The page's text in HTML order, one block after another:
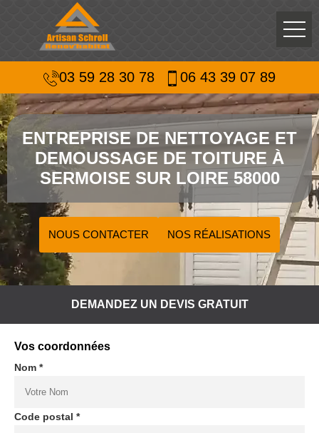
03 59 28 30 78 06 43 39 07 89
ENTREPRISE DE NETTOYAGE ET
DEMOUSSAGE DE TOITURE À
SERMOISE SUR LOIRE 58000
NOUS CONTACTER NOS RÉALISATIONS
DEMANDEZ UN DEVIS GRATUIT
Vos coordonnées
Nom *
Code postal *